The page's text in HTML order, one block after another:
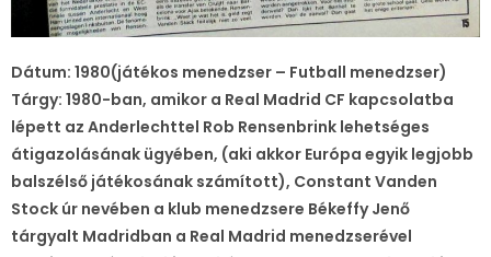
Dátum: 1980(játékos menedzser – Futball menedzser)
Tárgy: 1980-ban, amikor a Real Madrid CF kapcsolatba
lépett az Anderlechttel Rob Rensenbrink lehetséges
átigazolásának ügyében, (aki akkor Európa egyik legjobb
balszélső játékosának számított), Constant Vanden
Stock úr nevében a klub menedzsere Békeffy Jenő
tárgyalt Madridban a Real Madrid menedzserével